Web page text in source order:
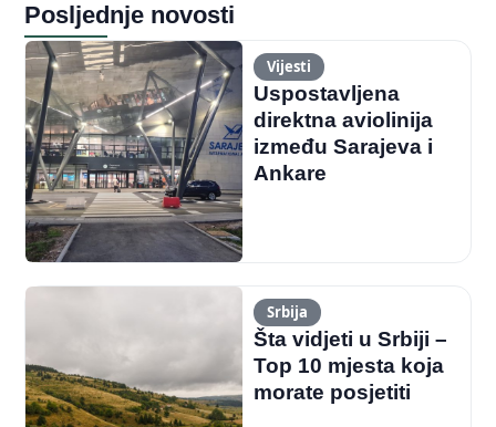
Posljednje novosti
Vijesti
Uspostavljena
direktna aviolinija
između Sarajeva i
Ankare
Srbija
Šta vidjeti u Srbiji –
Top 10 mjesta koja
morate posjetiti